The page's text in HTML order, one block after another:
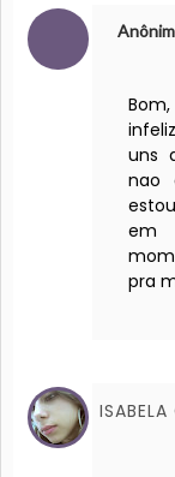
uns
nao
em
pra
ISABELA